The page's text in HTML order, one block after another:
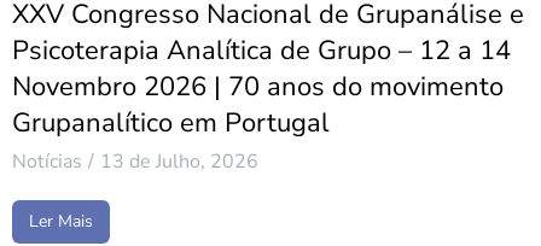
XXV Congresso Nacional de Grupanálise e
Psicoterapia Analítica de Grupo – 12 a 14
Novembro 2026 | 70 anos do movimento
Grupanalítico em Portugal
Notícias 13 de Julho, 2026
Ler Mais